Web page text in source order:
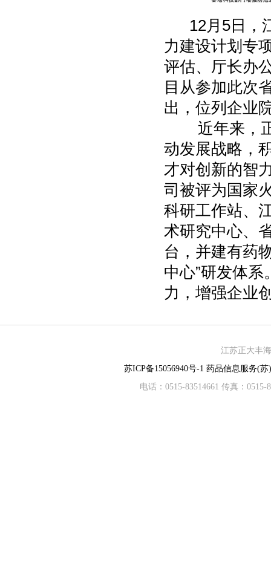
12月5日，江
力建设计划专
评估、厅长办
目从参加此次
出，位列企业
近年来，正
动发展战略，
才对创新的智
司被评为国家
科研工作站、
术研究中心、
台，并建有药
中心”研发体
力，增强企业
江苏正大丰
苏ICP备15056940号-1 药品信息服务(苏
电话：0515-83514661 传真：